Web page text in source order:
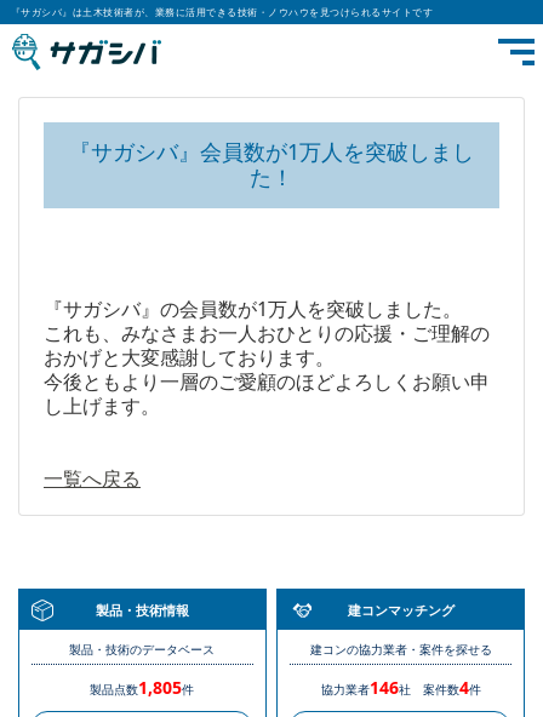
『サガシバ』は土木技術者が、業務に活用できる技術・ノウハウを見つけられるサイトです
『サガシバ』会員数が1万人を突破しまし
た！
『サガシバ』の会員数が1万人を突破しました。
これも、みなさまお一人おひとりの応援・ご理解の
おかげと大変感謝しております。
今後ともより一層のご愛顧のほどよろしくお願い申
し上げます。
一覧へ戻る
製品・技術情報
製品・技術のデータベース
製品点数1,805件
建コンマッチング
建コンの協力業者・案件を探せる
協力業者146社 案件数4件